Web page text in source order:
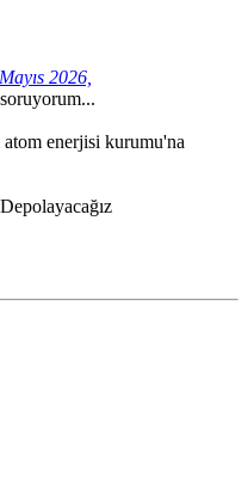
2026,
atom enerjisi kurumu'na